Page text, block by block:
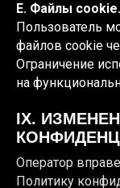
E. Файлы cookie.
Пользователь
файлов cookie
Ограничение
на
IX.
Оператор
Политику